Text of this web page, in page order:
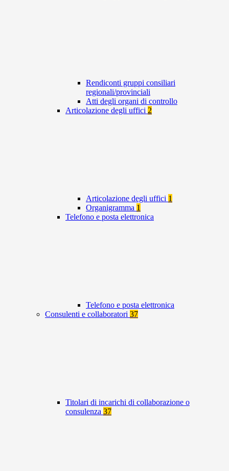
Rendiconti gruppi consiliari
regionali/provinciali
Atti degli organi di controllo
Articolazione degli uffici 2
Articolazione degli uffici 1
Organigramma 1
Telefono e posta elettronica
Telefono e posta elettronica
Consulenti e collaboratori 37
Titolari di incarichi di collaborazione o
consulenza 37